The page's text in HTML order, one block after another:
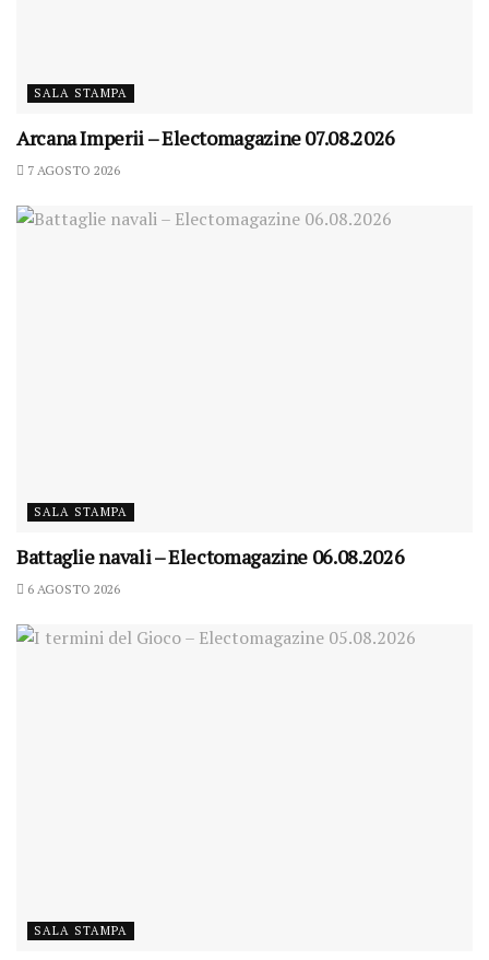
SALA STAMPA
Arcana Imperii – Electomagazine 07.08.2026
7 AGOSTO 2026
SALA STAMPA
Battaglie navali – Electomagazine 06.08.2026
6 AGOSTO 2026
SALA STAMPA